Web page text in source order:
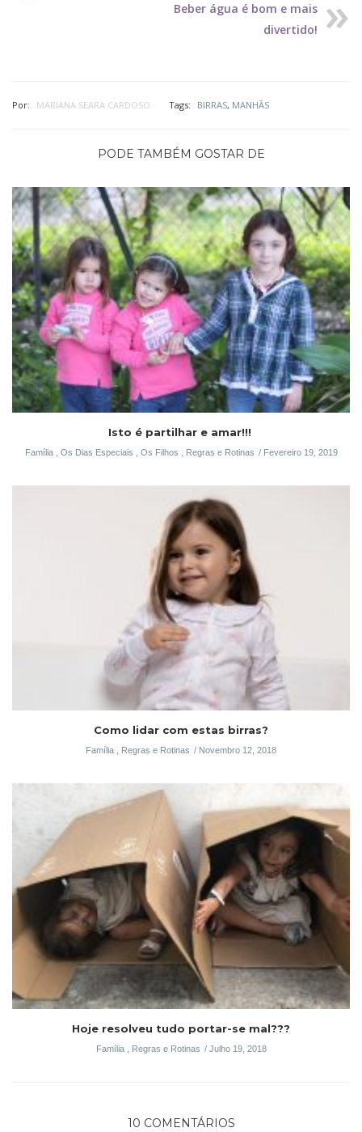
Beber água é bom e mais
divertido!
Por: MARIANA SEARA CARDOSO Tags: BIRRAS, MANHÃS
PODE TAMBÉM GOSTAR DE
Isto é partilhar e amar!!!
Família, Os Dias Especiais Os Filhos Regras e Rotinas Fevereiro 19, 2019
Como lidar com estas birras?
Família Regras e Rotinas Novembro 12, 2018
Hoje resolveu tudo portar-se mal???
Família, Regras e Rotinas Julho 19, 2018
10 COMENTÁRIOS